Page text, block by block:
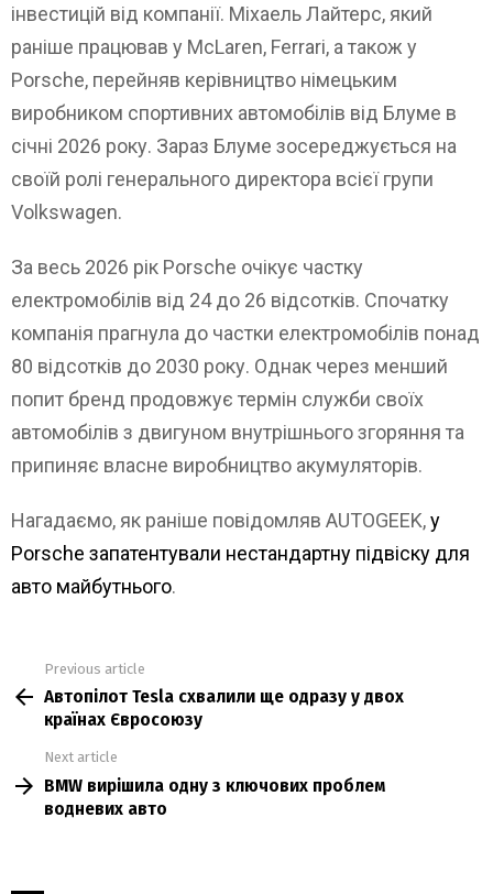
інвестицій від компанії. Міхаель Лайтерс, який
раніше працював у McLaren, Ferrari, а також у
Porsche, перейняв керівництво німецьким
виробником спортивних автомобілів від Блуме в
січні 2026 року. Зараз Блуме зосереджується на
своїй ролі генерального директора всієї групи
Volkswagen.
За весь 2026 рік Porsche очікує частку
електромобілів від 24 до 26 відсотків. Спочатку
компанія прагнула до частки електромобілів понад
80 відсотків до 2030 року. Однак через менший
попит бренд продовжує термін служби своїх
автомобілів з двигуном внутрішнього згоряння та
припиняє власне виробництво акумуляторів.
Нагадаємо, як раніше повідомляв AUTOGEEK,у
Porsche запатентували нестандартну підвіску для
авто майбутнього.
more
Previous article
Автопілот Tesla схвалили ще одразу у двох
країнах Євросоюзу
Next article
BMW вирішила одну з ключових проблем
водневих авто